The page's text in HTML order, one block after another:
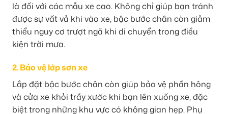
là đối với các mẫu xe cao. Không chỉ giúp bạn tránh
được sự vất vả khi vào xe, bậc bước chân còn giảm
thiểu nguy cơ trượt ngã khi di chuyển trong điều
kiện trời mưa.
2. Bảo vệ lớp sơn xe
Lắp đặt bậc bước chân còn giúp bảo vệ phần hông
và cửa xe khỏi trầy xước khi bạn lên xuống xe, đặc
biệt trong những khu vực có không gian hẹp. Phụ